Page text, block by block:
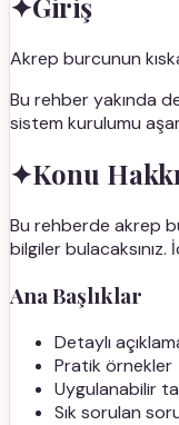
Akrep burcunun
Bu rehber yakında
sistem kurulumu
✦Konu
Bu rehberde akrep
bilgiler
Ana Başlıklar
Detaylı
Pratik örnekler
Uygulanabilir
Sık sorulan